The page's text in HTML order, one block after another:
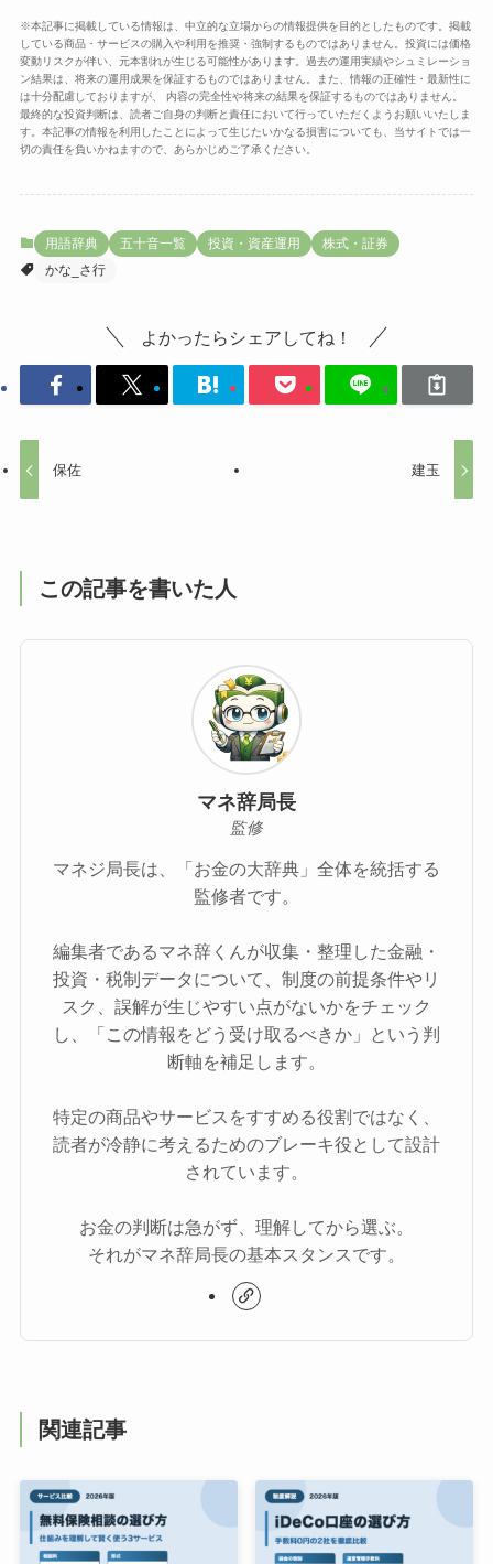
※本記事に掲載している情報は、中立的な立場からの情報提供を目的としたものです。掲載
している商品・サービスの購入や利用を推奨・強制するものではありません。投資には価格
変動リスクが伴い、元本割れが生じる可能性があります。過去の運用実績やシュミレーショ
ン結果は、将来の運用成果を保証するものではありません。また、情報の正確性・最新性に
は十分配慮しておりますが、 内容の完全性や将来の結果を保証するものではありません。
最終的な投資判断は、読者ご自身の判断と責任において行っていただくようお願いいたしま
す。本記事の情報を利用したことによって生じたいかなる損害についても、当サイトでは一
切の責任を負いかねますので、あらかじめご了承ください。
用語辞典 五十音一覧 投資・資産運用
株式・証券
かな_さ行
よかったらシェアしてね！
保佐 建玉
この記事を書いた人
マネ辞局長
監修
マネジ局長は、「お金の大辞典」全体を統括する
監修者です。
編集者であるマネ辞くんが収集・整理した金融・
投資・税制データについて、制度の前提条件やリ
スク、誤解が生じやすい点がないかをチェック
し、「この情報をどう受け取るべきか」という判
断軸を補足します。
特定の商品やサービスをすすめる役割ではなく、
読者が冷静に考えるためのブレーキ役として設計
されています。
お金の判断は急がず、理解してから選ぶ。
それがマネ辞局長の基本スタンスです。
関連記事